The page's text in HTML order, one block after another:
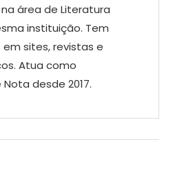
área de Literatura
instituição. Tem
sites, revistas e
Atua como
desde 2017.